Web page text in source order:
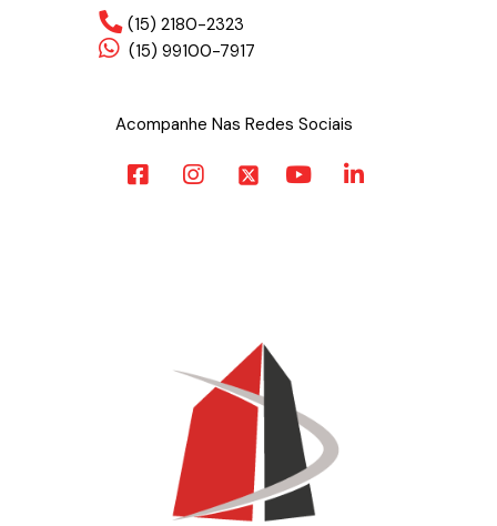
(15) 2180-2323
(15) 99100-7917
Acompanhe Nas Redes Sociais